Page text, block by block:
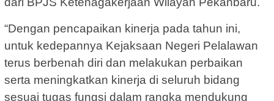
“Dengan pencapaikan kinerja pada tahun ini,
untuk kedepannya Kejaksaan Negeri Pelalawan
terus berbenah diri dan melakukan perbaikan
serta meningkatkan kinerja di seluruh bidang
sesuai tugas fungsi dalam rangka mendukung